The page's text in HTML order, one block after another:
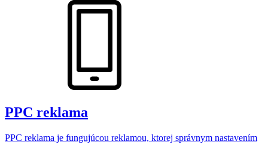
PPC reklama
PPC reklama je fungujúcou reklamou, ktorej správnym nastavením